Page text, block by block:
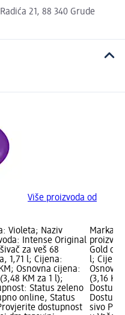
21, 88 340 Grude
Više proizvoda od
Violeta; Naziv
Intense Original
za veš 68
1,71 l; Cijena:
Osnovna cijena:
KM za 1 l);
Status zeleno
online, Status
dostupnost
Marka:
Gold
l;
(3,16
sivo